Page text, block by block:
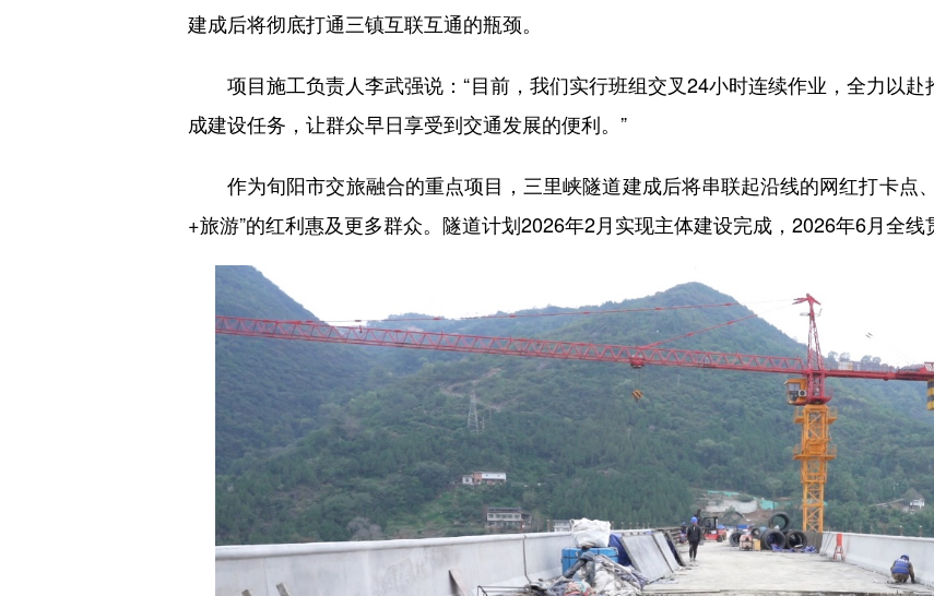
建成后将彻底打通三镇互联互通的瓶颈。
项目施工负责人李武强说：“目前，我们实行班组交叉24小时连续作业，全力以赴
成建设任务，让群众早日享受到交通发展的便利。”
作为旬阳市交旅融合的重点项目，三里峡隧道建成后将串联起沿线的网红打卡点
+旅游”的红利惠及更多群众。隧道计划2026年2月实现主体建设完成，2026年6月全线